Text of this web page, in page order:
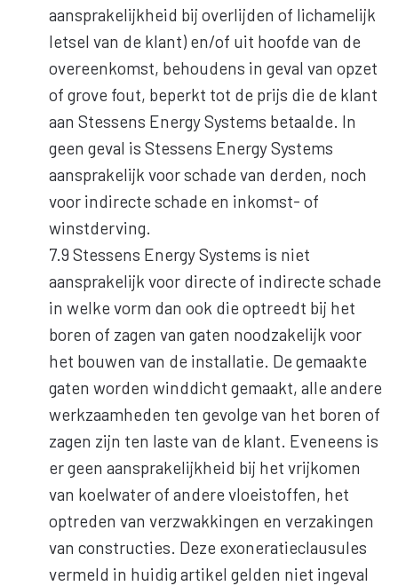
aansprakelijkheid bij overlijden of lichamelijk
letsel van de klant) en/of uit hoofde van de
overeenkomst, behoudens in geval van opzet
of grove fout, beperkt tot de prijs die de klant
aan Stessens Energy Systems betaalde. In
geen geval is Stessens Energy Systems
aansprakelijk voor schade van derden, noch
voor indirecte schade en inkomst- of
winstderving.
7.9 Stessens Energy Systems is niet
aansprakelijk voor directe of indirecte schade
in welke vorm dan ook die optreedt bij het
boren of zagen van gaten noodzakelijk voor
het bouwen van de installatie. De gemaakte
gaten worden winddicht gemaakt, alle andere
werkzaamheden ten gevolge van het boren of
zagen zijn ten laste van de klant. Eveneens is
er geen aansprakelijkheid bij het vrijkomen
van koelwater of andere vloeistoffen, het
optreden van verzwakkingen en verzakingen
van constructies. Deze exoneratieclausules
vermeld in huidig artikel gelden niet ingeval